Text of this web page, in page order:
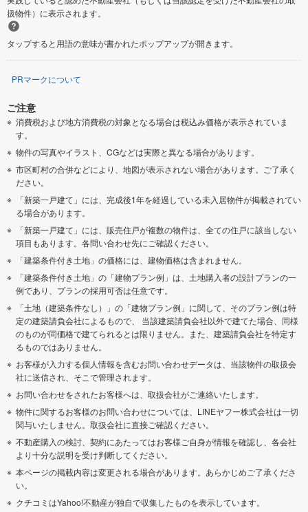
扱物件）に表示されます。
タップすると用語の意味が書かれたポップアップが開きます。
PRマークについて
ご注意
消費税および地方消費税の対象となる場合は税込み価格が表示されていま
す。
物件の写真やイラスト、CGなどは実際と異なる場合があります。
市区町村の合併などにより、地図が表示されない場合があります。ご了承く
ださい。
「新築一戸建て」には、完成後1年を経過している未入居物件が掲載されてい
る場合があります。
「新築一戸建て」には、販売住戸が複数の物件は、全ての住戸に該当しない
項目もあります。各問い合わせ先にご確認ください。
「建築条件付き土地」の価格には、建物価格は含まれません。
「建築条件付き土地」の「建物プラン例」は、土地購入者の設計プランの一
例であり、プランの採用可否は任意です。
「土地（建築条件なし）」の「建物プラン例」に関して、そのプラン例は特
定の建築請負会社によるもので、 当該建築請負会社以外で建てた場合、同様
のものが同価格で建てられるとは限りません。また、建築請負会社を特定す
るものではありません。
お客様が入力する個人情報を含むお問い合わせデータは、当該物件の取扱会
社に送信され、そこで管理されます。
お問い合わせをされたお客様へは、取扱会社がご連絡いたします。
物件に関するお客様のお問い合わせについては、LINEヤフー株式会社は一切
関与いたしません。取扱会社に直接ご確認ください。
不動産購入の検討、契約にあたってはお客様ご自身が情報を確認し、各会社
より十分な説明を受け判断してください。
本ページの掲載内容は変更される場合があります。あらかじめご了承くださ
い。
クチコミはYahoo!不動産が独自で収集したものを表示しています。